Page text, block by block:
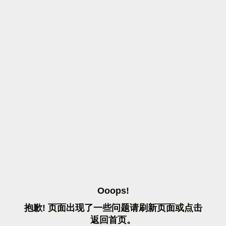
OOOPS!
抱歉! 页面出现了一些问题请刷 新页面或点击
返 回首页。